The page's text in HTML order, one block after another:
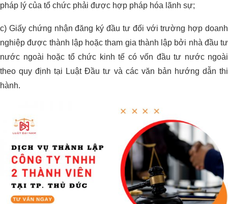
pháp lý của tổ chức phải được hợp pháp hóa lãnh sự;
c) Giấy chứng nhận đăng ký đầu tư đối với trường hợp doanh
nghiệp được thành lập hoặc tham gia thành lập bởi nhà đầu tư
nước ngoài hoặc tổ chức kinh tế có vốn đầu tư nước ngoài
theo quy định tại Luật Đầu tư và các văn bản hướng dẫn thi
hành.